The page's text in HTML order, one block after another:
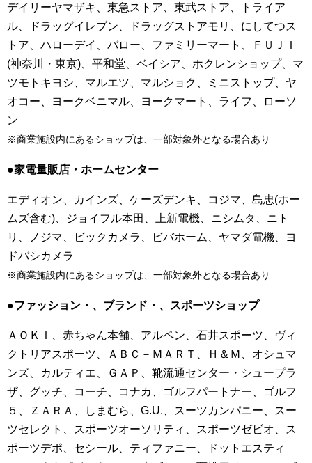
デイリーヤマザキ、東急ストア、東武ストア、トライア
ル、ドラッグイレブン、ドラッグストアモリ、にしてつス
トア、ハローデイ、バロー、ファミリーマート、ＦＵＪＩ
(神奈川・東京)、平和堂、ベイシア、ホクレンショップ、マ
ツモトキヨシ、マルエツ、マルショク、ミニストップ、ヤ
オコー、ヨークベニマル、ヨークマート、ライフ、ローソ
ン
※商業施設内にあるショップは、一部対象外となる場合あり
●家電量販店・ホームセンター
エディオン、カインズ、ケーズデンキ、コジマ、島忠(ホー
ムズ含む)、ジョイフル本田、上新電機、ニシムタ、ニト
リ、ノジマ、ビックカメラ、ビバホーム、ヤマダ電機、ヨ
ドバシカメラ
※商業施設内にあるショップは、一部対象外となる場合あり
●ファッション・、ブランド・、スポーツショップ
ＡＯＫＩ、赤ちゃん本舗、アルペン、石井スポーツ、ヴィ
クトリアスポーツ、ＡＢＣ－ＭＡＲＴ、Ｈ＆Ｍ、オシュマ
ンズ、カルティエ、ＧＡＰ、靴流通センター・シュープラ
ザ、グッチ、コーチ、コナカ、ゴルフパートナー、ゴルフ
５、ＺＡＲＡ、しまむら、G.U.、スーツカンパニー、スー
ツセレクト、スポーツオーソリティ、スポーツゼビオ、ス
ポーツデポ、セシール、ティファニー、ドットエスティ